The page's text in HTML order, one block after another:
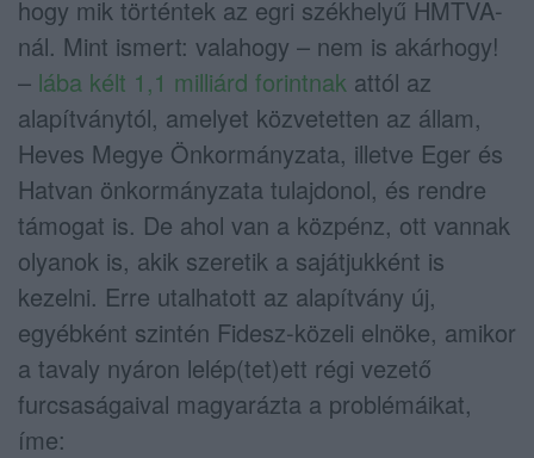
hogy mik történtek az egri székhelyű HMTVA-
nál. Mint ismert: valahogy – nem is akárhogy!
– lába kélt 1,1 milliárd forintnak attól az
alapítványtól, amelyet közvetetten az állam,
Heves Megye Önkormányzata, illetve Eger és
Hatvan önkormányzata tulajdonol, és rendre
támogat is. De ahol van a közpénz, ott vannak
olyanok is, akik szeretik a sajátjukként is
kezelni. Erre utalhatott az alapítvány új,
egyébként szintén Fidesz-közeli elnöke, amikor
a tavaly nyáron lelép(tet)ett régi vezető
furcsaságaival magyarázta a problémáikat,
íme: